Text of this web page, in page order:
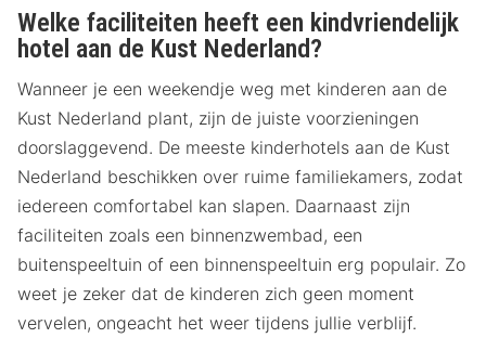
Welke faciliteiten heeft een kindvriendelijk
hotel aan de Kust Nederland?
Wanneer je een weekendje weg met kinderen aan de
Kust Nederland plant, zijn de juiste voorzieningen
doorslaggevend. De meeste kinderhotels aan de Kust
Nederland beschikken over ruime familiekamers, zodat
iedereen comfortabel kan slapen. Daarnaast zijn
faciliteiten zoals een binnenzwembad, een
buitenspeeltuin of een binnenspeeltuin erg populair. Zo
weet je zeker dat de kinderen zich geen moment
vervelen, ongeacht het weer tijdens jullie verblijf.